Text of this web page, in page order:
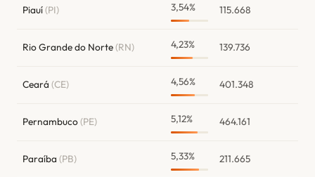
Piauí(PI) 3,54% 115.668
Rio Grande do Norte(RN) 4,23% 139.736
Ceará (CE) 4,56% 401.348
Pernambuco(PE) 5,12% 464.161
Paraíba (PB) 5,33% 211.665